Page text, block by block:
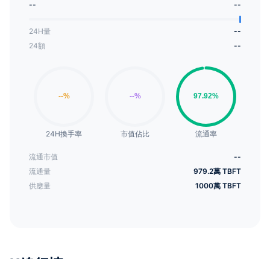
--
--
24H量
--
24額
--
24H換手率 市值佔比 流通率
流通市值
--
流通量
979.2萬 TBFT
供應量
1000萬 TBFT